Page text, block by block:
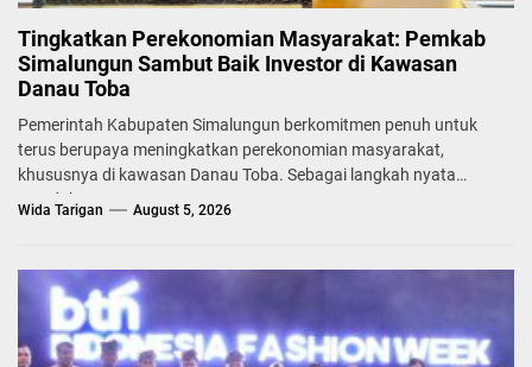
Tingkatkan Perekonomian Masyarakat: Pemkab
Simalungun Sambut Baik Investor di Kawasan
Danau Toba
Pemerintah Kabupaten Simalungun berkomitmen penuh untuk
terus berupaya meningkatkan perekonomian masyarakat,
khususnya di kawasan Danau Toba. Sebagai langkah nyata
mendukung...
Wida Tarigan August 5, 2026